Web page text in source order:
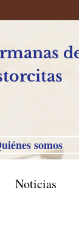
somos
Noticias